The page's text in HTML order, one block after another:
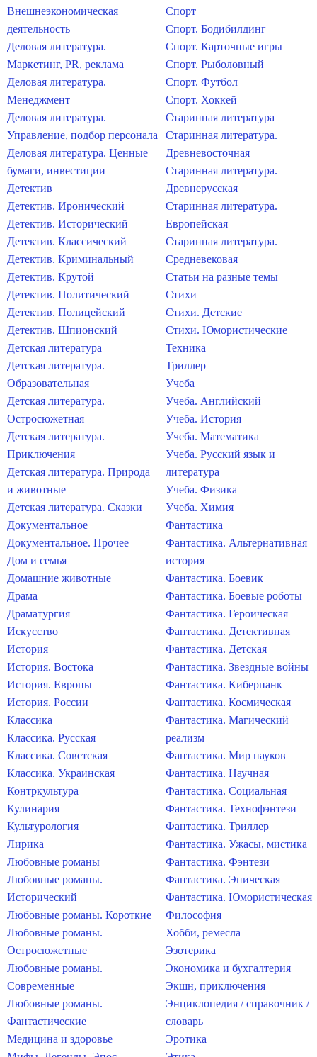
Внешнеэкономическая
деятельность
Деловая литература.
Маркетинг, PR, реклама
Деловая литература.
Менеджмент
Деловая литература.
Управление, подбор персонала
Деловая литература. Ценные
бумаги, инвестиции
Детектив
Детектив. Иронический
Детектив. Исторический
Детектив. Классический
Детектив. Криминальный
Детектив. Крутой
Детектив. Политический
Детектив. Полицейский
Детектив. Шпионский
Детская литература
Детская литература.
Образовательная
Детская литература.
Остросюжетная
Детская литература.
Приключения
Детская литература. Природа
и животные
Детская литература. Сказки
Документальное
Документальное. Прочее
Дом и семья
Домашние животные
Драма
Драматургия
Искусство
История
История. Востока
История. Европы
История. России
Классика
Классика. Русская
Классика. Советская
Классика. Украинская
Контркультура
Кулинария
Культурология
Лирика
Любовные романы
Любовные романы.
Исторический
Любовные романы. Короткие
Любовные романы.
Остросюжетные
Любовные романы.
Современные
Любовные романы.
Фантастические
Медицина и здоровье
Спорт
Спорт. Бодибилдинг
Спорт. Карточные игры
Спорт. Рыболовный
Спорт. Футбол
Спорт. Хоккей
Старинная литература
Старинная литература.
Древневосточная
Старинная литература.
Древнерусская
Старинная литература.
Европейская
Старинная литература.
Средневековая
Статьи на разные темы
Стихи
Стихи. Детские
Стихи. Юмористические
Техника
Триллер
Учеба
Учеба. Английский
Учеба. История
Учеба. Математика
Учеба. Русский язык и
литература
Учеба. Физика
Учеба. Химия
Фантастика
Фантастика. Альтернативная
история
Фантастика. Боевик
Фантастика. Боевые роботы
Фантастика. Героическая
Фантастика. Детективная
Фантастика. Детская
Фантастика. Звездные войны
Фантастика. Киберпанк
Фантастика. Космическая
Фантастика. Магический
реализм
Фантастика. Мир пауков
Фантастика. Научная
Фантастика. Социальная
Фантастика. Технофэнтези
Фантастика. Триллер
Фантастика. Ужасы, мистика
Фантастика. Фэнтези
Фантастика. Эпическая
Фантастика. Юмористическая
Философия
Хобби, ремесла
Эзотерика
Экономика и бухгалтерия
Экшн, приключения
Энциклопедия / справочник /
словарь
Эротика